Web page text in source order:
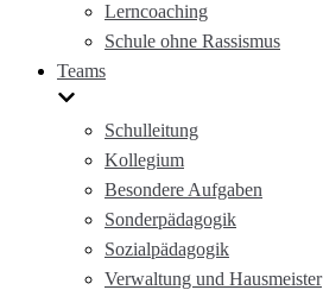
Lerncoaching
Schule ohne Rassismus
Teams
Schulleitung
Kollegium
Besondere Aufgaben
Sonderpädagogik
Sozialpädagogik
Verwaltung und Hausmeister